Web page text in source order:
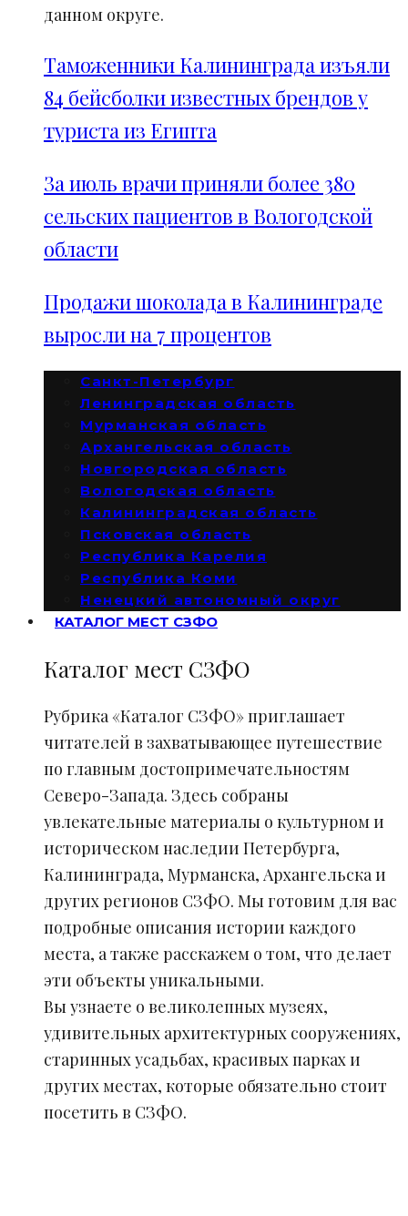
данном округе.
Таможенники Калининграда изъяли
84 бейсболки известных брендов у
туриста из Египта
За июль врачи приняли более 380
сельских пациентов в Вологодской
области
Продажи шоколада в Калининграде
выросли на 7 процентов
Санкт-Петербург
Ленинградская область
Мурманская область
Архангельская область
Новгородская область
Вологодская область
Калининградская область
Псковская область
Республика Карелия
Республика Коми
Ненецкий автономный округ
КАТАЛОГ МЕСТ СЗФО
Каталог мест СЗФО
Рубрика «Каталог СЗФО» приглашает
читателей в захватывающее путешествие
по главным достопримечательностям
Северо-Запада. Здесь собраны
увлекательные материалы о культурном и
историческом наследии Петербурга,
Калининграда, Мурманска, Архангельска и
других регионов СЗФО. Мы готовим для вас
подробные описания истории каждого
места, а также расскажем о том, что делает
эти объекты уникальными.
Вы узнаете о великолепных музеях,
удивительных архитектурных сооружениях,
старинных усадьбах, красивых парках и
других местах, которые обязательно стоит
посетить в СЗФО.